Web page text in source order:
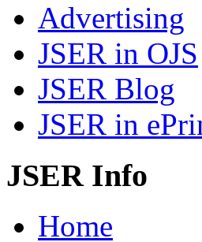
Advertising
JSER in OJS
JSER Blog
JSER in
JSER Info
Home